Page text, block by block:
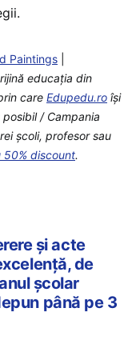
Paintings
educaţia din
care Edupedu.ro îşi
/ Campania
școli, profesor sau
50% discount.
și acte
de
școlar
până pe 3